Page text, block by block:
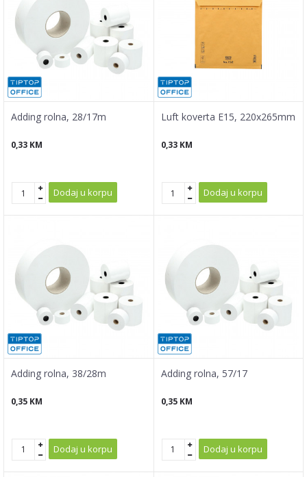
Adding rolna, 28/17m
0,33 KM
Dodaj u korpu
Luft koverta E15, 220x265mm
0,33 KM
Dodaj u korpu
Adding rolna, 38/28m
0,35 KM
Dodaj u korpu
Adding rolna, 57/17
0,35 KM
Dodaj u korpu